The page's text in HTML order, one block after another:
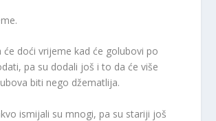
će doći vrijeme kad će golubovi po
pa su dodali još i to da će više
biti nego džematlija.
ismijali su mnogi, pa su stariji još